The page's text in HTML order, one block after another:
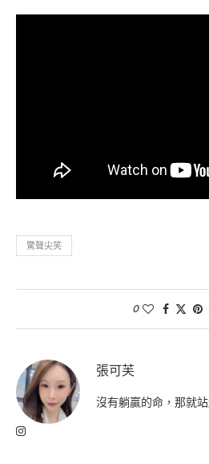
驚聲尖笑
0
張可芙
沒有躺贏的命，那就站